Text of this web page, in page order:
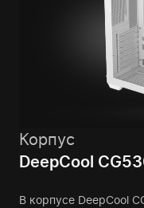
Корпус
DeepCool
В корпусе DeepCool